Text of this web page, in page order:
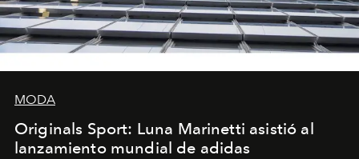
MODA
Originals Sport: Luna Marinetti asistió al
lanzamiento mundial de adidas